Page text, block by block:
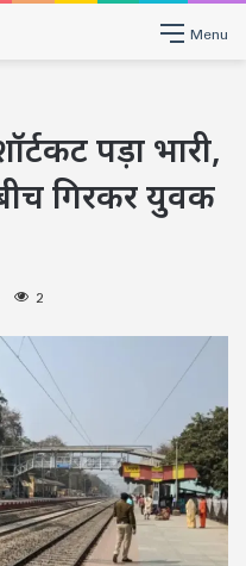
Menu
पड़ा भारी,
गिरकर युवक
2